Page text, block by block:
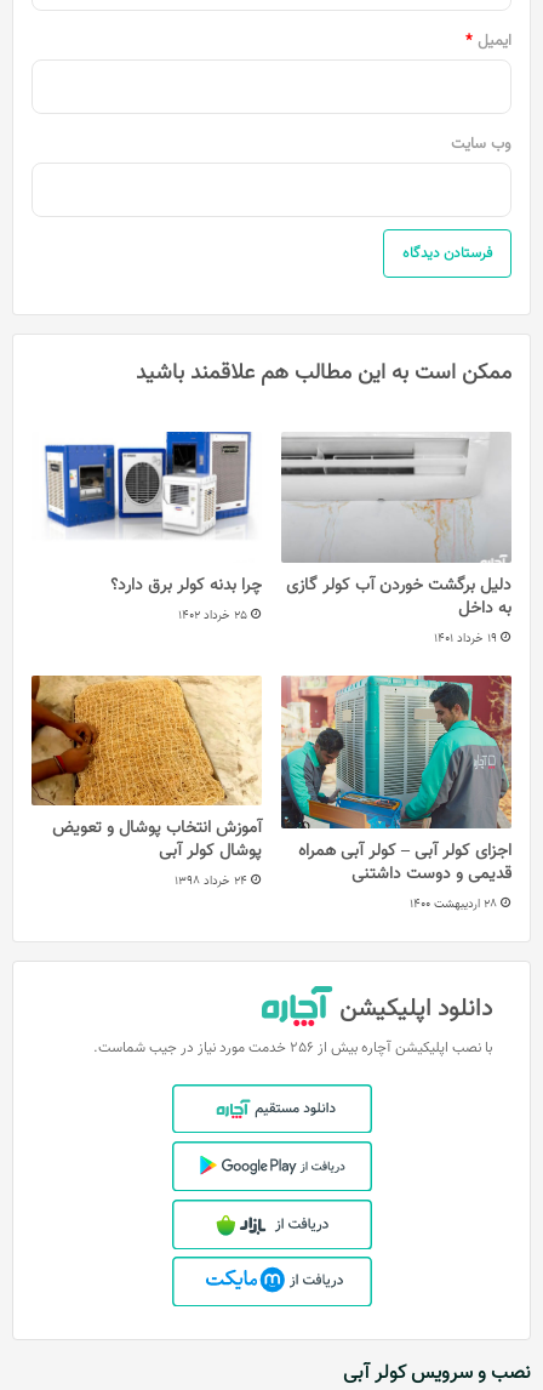
ایمیل *
وب‌ سایت
ممکن است به این مطالب هم علاقمند باشید
دلیل برگشت خوردن آب کولر گازی
به داخل
19 خرداد 1401
چرا بدنه کولر برق دارد؟
25 خرداد 1402
اجزای کولر آبی – کولر آبی همراه
قدیمی و دوست داشتنی
28 اردیبهشت 1400
آموزش انتخاب پوشال و تعویض
پوشال کولر آبی
24 خرداد 1398
دانلود اپلیکیشن
با نصب اپلیکیشن آچاره بیش از 256 خدمت مورد نیاز در جیب شماست.
نصب و سرویس کولر آبی